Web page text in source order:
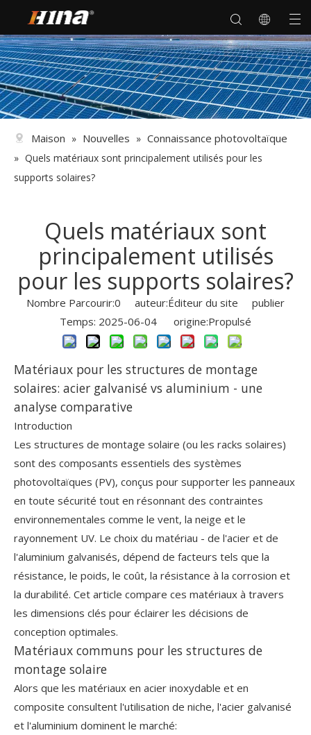
Maison » Nouvelles » Connaissance photovoltaïque
» Quels matériaux sont principalement utilisés pour les
supports solaires?
Quels matériaux sont
principalement utilisés
pour les supports solaires?
Nombre Parcourir:0 auteur:Éditeur du site publier
Temps: 2025-06-04 origine:Propulsé
Matériaux pour les structures de montage
solaires: acier galvanisé vs aluminium - une
analyse comparative
Introduction
Les structures de montage solaire (ou les racks solaires)
sont des composants essentiels des systèmes
photovoltaïques (PV), conçus pour supporter les panneaux
en toute sécurité tout en résonnant des contraintes
environnementales comme le vent, la neige et le
rayonnement UV. Le choix du matériau - de l'acier et de
l'aluminium galvanisés, dépend de facteurs tels que la
résistance, le poids, le coût, la résistance à la corrosion et
la durabilité. Cet article compare ces matériaux à travers
les dimensions clés pour éclairer les décisions de
conception optimales.
Matériaux communs pour les structures de
montage solaire
Alors que les matériaux en acier inoxydable et en
composite consultent l'utilisation de niche, l'acier galvanisé
et l'aluminium dominent le marché: